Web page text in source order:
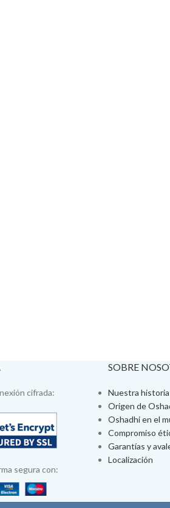
cifrada:
segura con:
SOBRE
Nuestra historia
Origen de
Oshadhi en el
Compromiso
Garantías y
Localización